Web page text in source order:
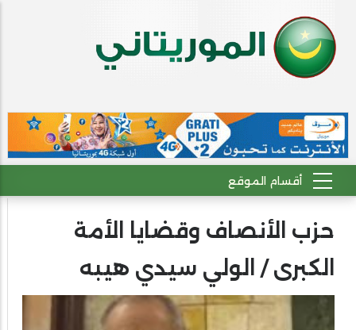
حزب الأنصاف وقضايا الأمة
الكبرى / الولي سيدي هيبه